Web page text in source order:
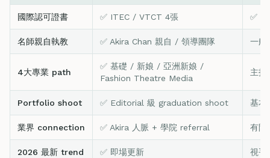
國際認可證書 ✅ ITEC / VTCT 4張 ✅
名師親自執教 ✅ Akira Chan 親自 / 領導團隊 一般
4大專業 path
✅ 基礎 / 新娘 / 亞洲新娘 /
Fashion Theatre Media
主打
Portfolio shoot ✅ Editorial 級 graduation shoot 基
業界 connection ✅ Akira 人脈 + 學院 referral 有限
2026 最新 trend ✅ 即場更新 視乎